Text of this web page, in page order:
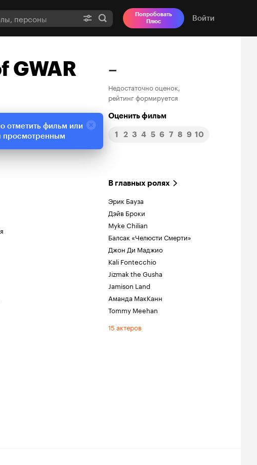
Попробовать
Плюс
Войти
GWAR
–
Недостаточно оценок,
рейтинг формируется
Оценить фильм
1 2 3 4 5 6 7 8 9 10
В главных ролях
Эрик Бауза
Дэйв Броки
Myke Chilian
Балсак «Челюсти Смерти»
Джон Ди Маджио
Kali Fontecchio
Jizmak the Gusha
Jamison Land
Аманда МакКанн
Tommy Meehan
15 актеров
отметить фильм или
просмотренным